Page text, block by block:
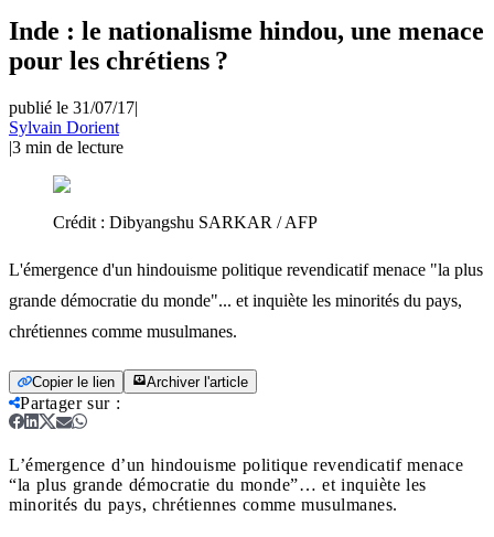
Inde : le nationalisme hindou, une menace
pour les chrétiens ?
publié le 31/07/17|
Sylvain Dorient
|3 min de lecture
Crédit : Dibyangshu SARKAR / AFP
L'émergence d'un hindouisme politique revendicatif menace "la plus
grande démocratie du monde"... et inquiète les minorités du pays,
chrétiennes comme musulmanes.
Copier le lien Archiver l'article
Partager sur:
L’émergence d’un hindouisme politique revendicatif menace
“la plus grande démocratie du monde”… et inquiète les
minorités du pays, chrétiennes comme musulmanes.